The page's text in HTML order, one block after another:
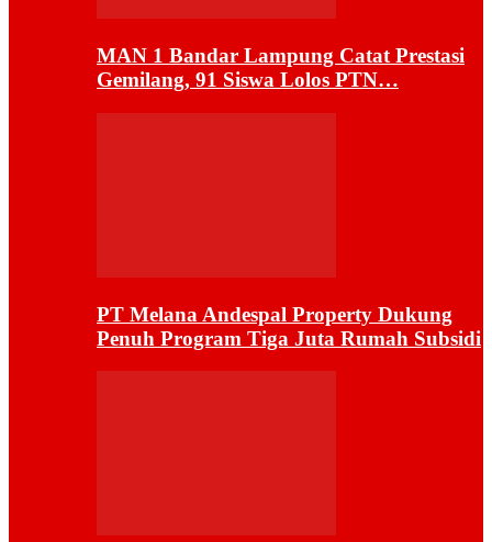
MAN 1 Bandar Lampung Catat Prestasi
Gemilang, 91 Siswa Lolos PTN…
PT Melana Andespal Property Dukung
Penuh Program Tiga Juta Rumah Subsidi